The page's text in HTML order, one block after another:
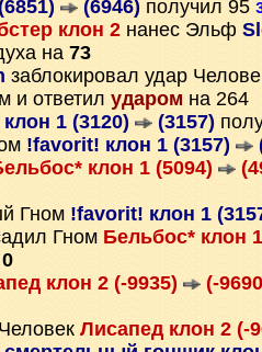
(6946) получил 95
клон 2 нанес Эльф
на 73
заблокировал удар
и ответил ударом на 264
1 (3120) (3157)
!favorit! клон 1 (3157)
клон 1 (5094)
Гном !favorit! клон 1
Гном Бельбос* клон
0
клон 2 (-9935)
(-
Лисапед клон 2 (-